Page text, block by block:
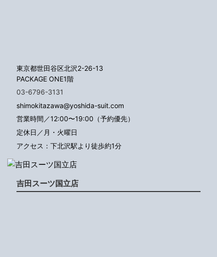
東京都世田谷区北沢2-26-13
PACKAGE ONE1階
03-6796-3131
shimokitazawa@yoshida-suit.com
営業時間／12:00〜19:00（予約優先）
定休日／月・火曜日
アクセス：下北沢駅より徒歩約1分
吉田スーツ国立店